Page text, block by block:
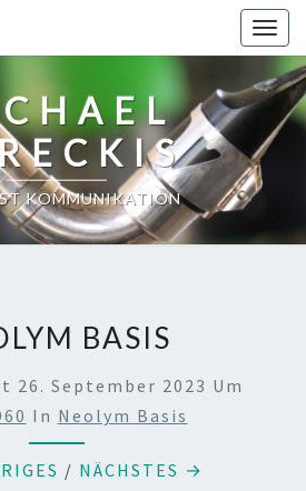
KOMMUNIKATION
BASIS
26. September 2023 Um
In Neolym Basis
/ NÄCHSTES →